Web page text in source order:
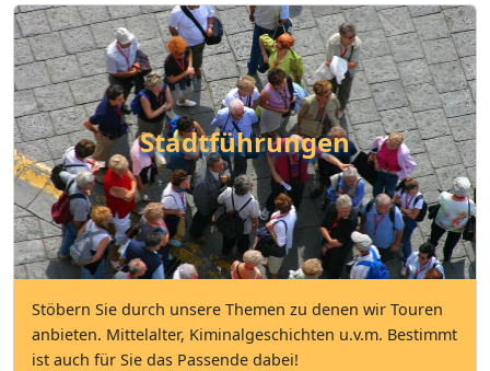
Stadtführungen
Stöbern Sie durch unsere Themen zu denen wir Touren
anbieten. Mittelalter, Kiminalgeschichten u.v.m. Bestimmt
ist auch für Sie das Passende dabei!